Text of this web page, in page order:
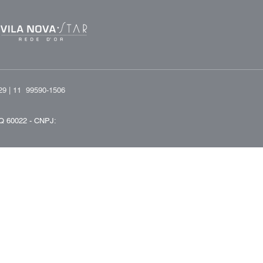
| 11 99590-1506
60022 - CNPJ: